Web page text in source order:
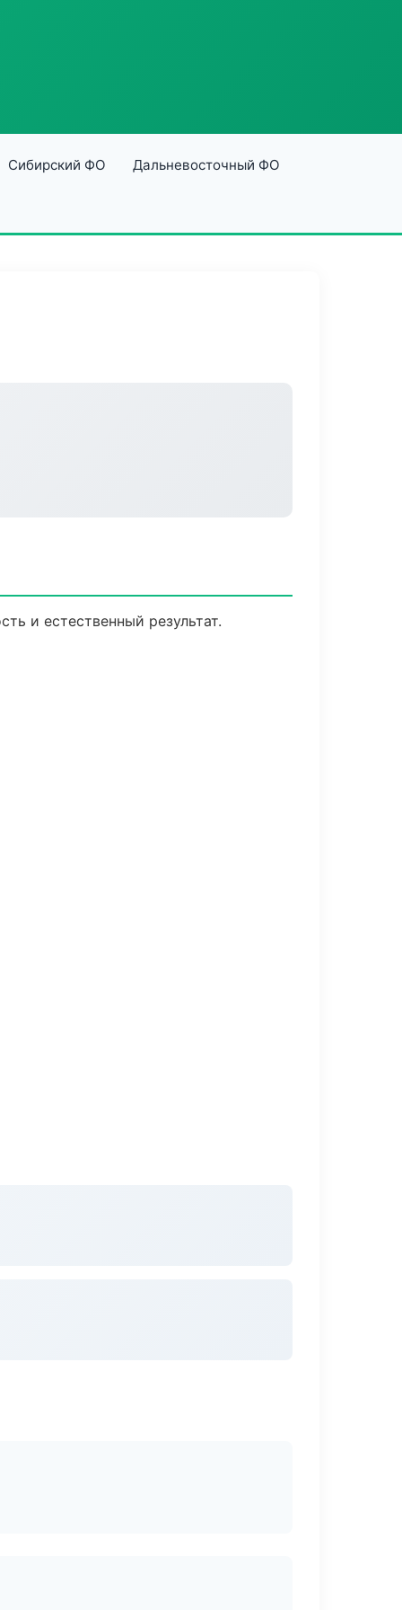
Сибирский ФО Дальневосточный ФО
и естественный результат.